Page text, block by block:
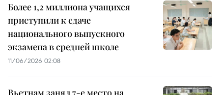
Более 1,2 миллиона учащихся
приступили к сдаче
национального выпускного
экзамена в средней школе
11/06/2026 02:08
Вьетнам занял 7-е место на